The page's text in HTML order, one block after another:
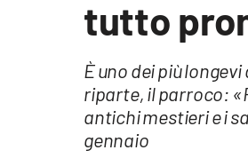
Economia e Lavoro
tutto
È uno dei più
riparte, il parroco:
antichi mestieri e i
gennaio